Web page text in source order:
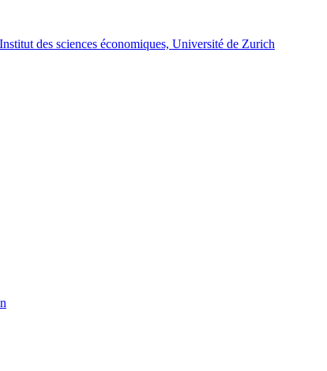
des sciences économiques, Université de Zurich